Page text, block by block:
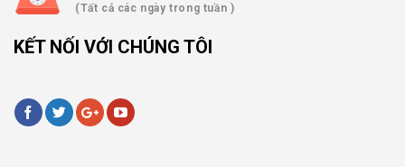
(Tất cả các ngày trong tuần )
KẾT NỐI VỚI CHÚNG TÔI